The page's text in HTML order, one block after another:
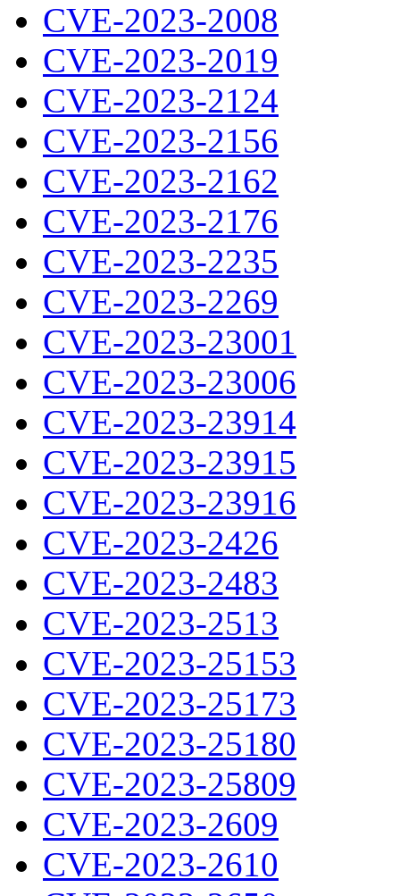
CVE-2023-2008
CVE-2023-2019
CVE-2023-2124
CVE-2023-2156
CVE-2023-2162
CVE-2023-2176
CVE-2023-2235
CVE-2023-2269
CVE-2023-23001
CVE-2023-23006
CVE-2023-23914
CVE-2023-23915
CVE-2023-23916
CVE-2023-2426
CVE-2023-2483
CVE-2023-2513
CVE-2023-25153
CVE-2023-25173
CVE-2023-25180
CVE-2023-25809
CVE-2023-2609
CVE-2023-2610